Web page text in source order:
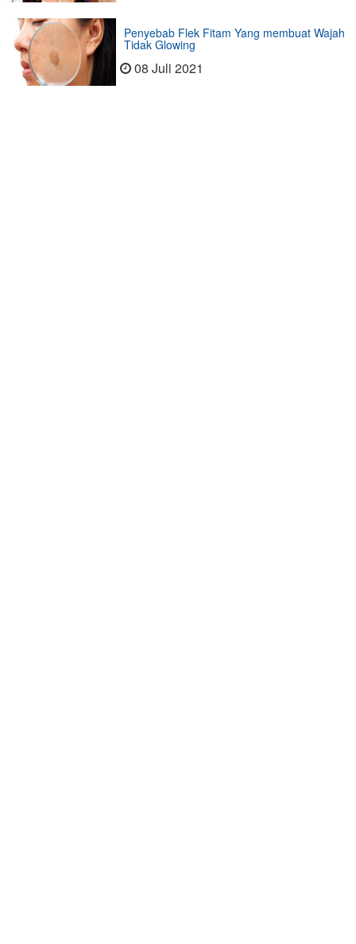
Penyebab Flek Fitam Yang membuat Wajah
Tidak Glowing
08 Juli 2021